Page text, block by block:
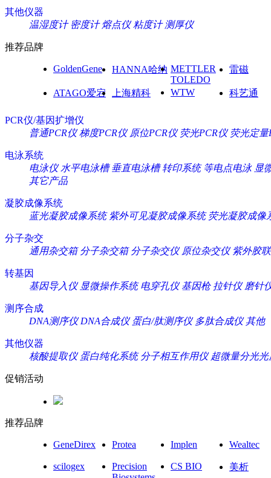
其他仪器
温湿度计 密度计 熔点仪 粘度计 测厚仪
推荐品牌
GoldenGene HANNA哈纳 METTLER
TOLEDO
雷磁
ATAGO爱宕 上海精科 WTW 科艺通
PCR仪/基因扩增仪
普通PCR仪 梯度PCR仪 原位PCR仪 荧光PCR仪 荧光定量
电泳系统
电泳仪 水平电泳槽 垂直电泳槽 转印系统 等电点电泳 显
其它产品
凝胶成像系统
蓝光凝胶成像系统 紫外可见凝胶成像系统 荧光凝胶成像
分子杂交
通用杂交箱 分子杂交箱 分子杂交仪 原位杂交仪 紫外胶
转基因
基因导入仪 显微操作系统 电穿孔仪 基因枪 拉针仪 磨针
测序合成
DNA测序仪 DNA合成仪 蛋白/肽测序仪 多肽合成仪 其他
其他仪器
核酸提取仪 蛋白纯化系统 分子相互作用仪 超微量分光光
促销活动
推荐品牌
GeneDirex Protea Implen Wealtec
scilogex
Precision
CS BIO 美析